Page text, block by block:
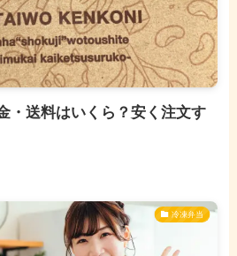
・送料はいくら？安く注文す
冷凍弁当